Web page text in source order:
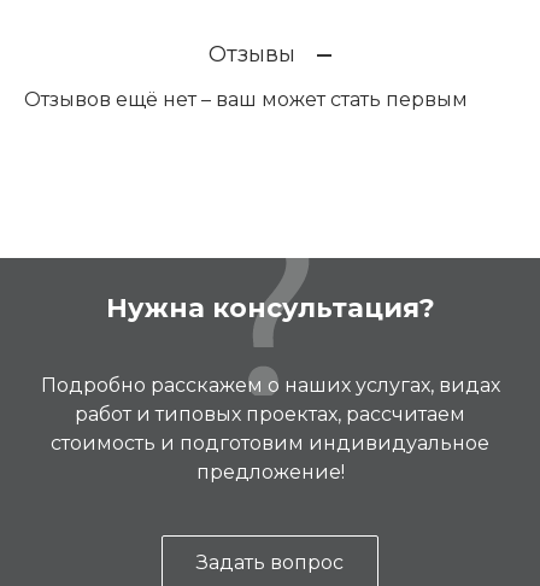
Отзывы
Отзывов ещё нет – ваш может стать первым
Нужна консультация?
Подробно расскажем о наших услугах, видах
работ и типовых проектах, рассчитаем
стоимость и подготовим индивидуальное
предложение!
Задать вопрос